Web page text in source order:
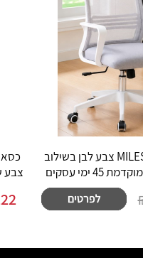
כסא מחשב דגם MILES צבע לבן בשילוב
ימי עסקים
צבע